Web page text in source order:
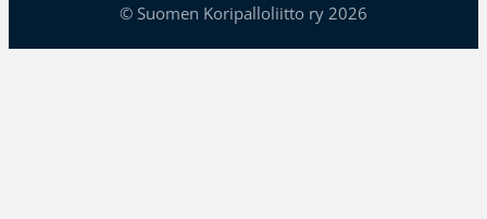
© Suomen Koripalloliitto ry 2026